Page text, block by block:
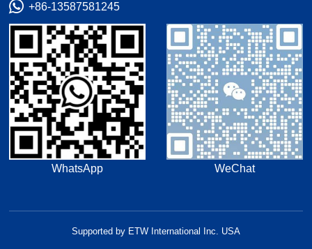
+86-13587581245
WhatsApp WeChat
Supported by ETW International Inc. USA